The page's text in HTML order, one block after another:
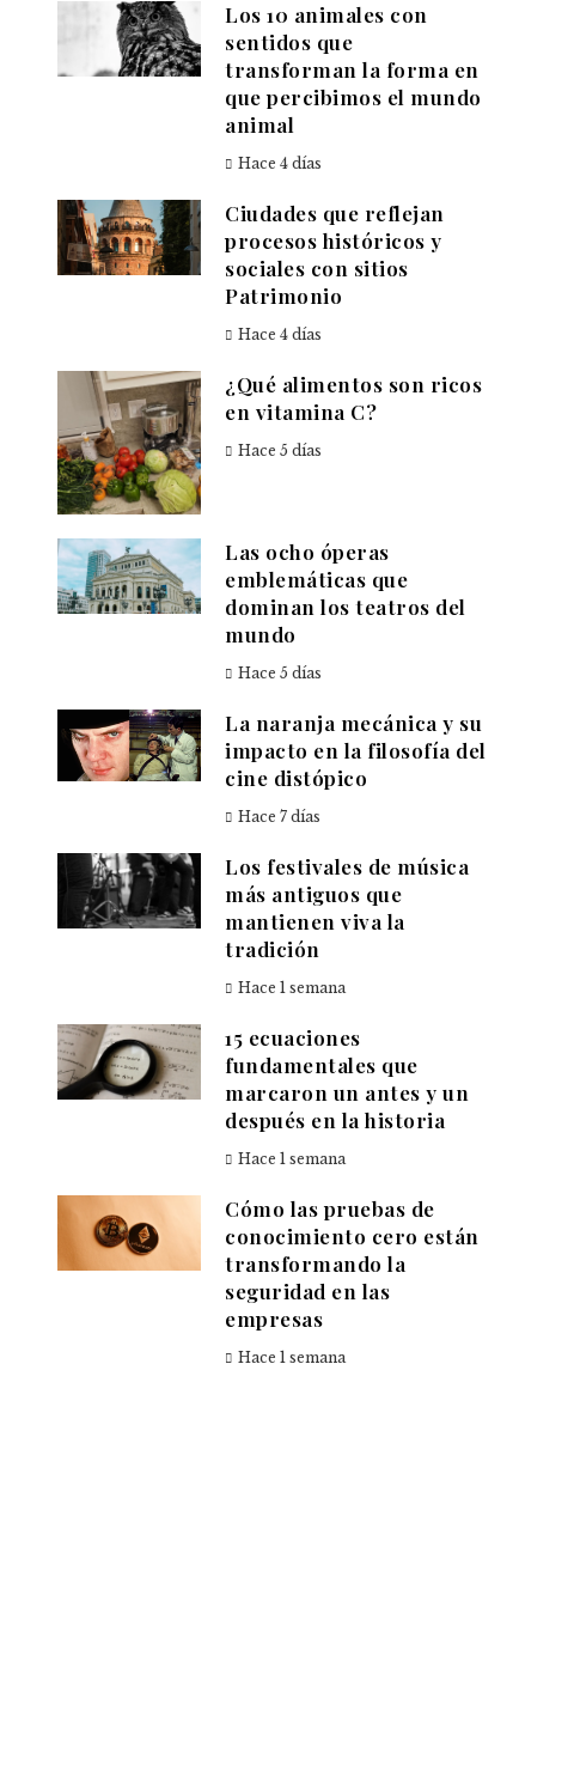
Los 10 animales con
sentidos que
transforman la forma en
que percibimos el mundo
animal
Hace 4 días
Ciudades que reflejan
procesos históricos y
sociales con sitios
Patrimonio
Hace 4 días
¿Qué alimentos son ricos
en vitamina C?
Hace 5 días
Las ocho óperas
emblemáticas que
dominan los teatros del
mundo
Hace 5 días
La naranja mecánica y su
impacto en la filosofía del
cine distópico
Hace 7 días
Los festivales de música
más antiguos que
mantienen viva la
tradición
Hace 1 semana
15 ecuaciones
fundamentales que
marcaron un antes y un
después en la historia
Hace 1 semana
Cómo las pruebas de
conocimiento cero están
transformando la
seguridad en las
empresas
Hace 1 semana